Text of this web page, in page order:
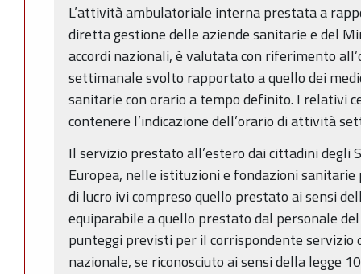
L’attività ambulatoriale interna prestata a
diretta gestione delle aziende sanitarie e del
accordi nazionali, è valutata con riferimento
settimanale svolto rapportato a quello dei
sanitarie con orario a tempo definito. I relativi
contenere l’indicazione dell’orario di attività
Il servizio prestato all’estero dai cittadini degli
Europea, nelle istituzioni e fondazioni
di lucro ivi compreso quello prestato ai sensi
equiparabile a quello prestato dal personale
punteggi previsti per il corrispondente
nazionale, se riconosciuto ai sensi della legge